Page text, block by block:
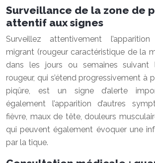
Surveillance de la zone de
attentif aux signes
Surveillez attentivement
migrant (rougeur caractéristique de la
dans les jours ou semaines suivant
rougeur, qui s’étend progressivement à
piqûre, est un signe d’alerte
également l’apparition d’autres
fièvre, maux de tête, douleurs
qui peuvent également évoquer une
par la tique.